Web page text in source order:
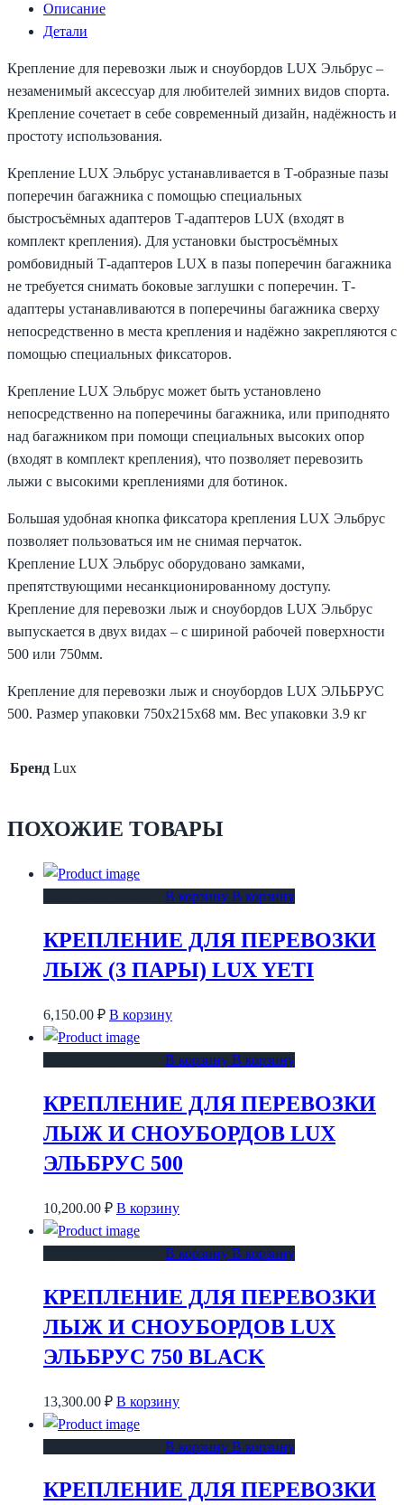
Описание
Детали
Крепление для перевозки лыж и сноубордов LUX Эльбрус –
незаменимый аксессуар для любителей зимних видов спорта.
Крепление сочетает в себе современный дизайн, надёжность и
простоту использования.
Крепление LUX Эльбрус устанавливается в Т-образные пазы
поперечин багажника с помощью специальных
быстросъёмных адаптеров Т-адаптеров LUX (входят в
комплект крепления). Для установки быстросъёмных
ромбовидный Т-адаптеров LUX в пазы поперечин багажника
не требуется снимать боковые заглушки с поперечин. Т-
адаптеры устанавливаются в поперечины багажника сверху
непосредственно в места крепления и надёжно закрепляются с
помощью специальных фиксаторов.
Крепление LUX Эльбрус может быть установлено
непосредственно на поперечины багажника, или приподнято
над багажником при помощи специальных высоких опор
(входят в комплект крепления), что позволяет перевозить
лыжи с высокими креплениями для ботинок.
Большая удобная кнопка фиксатора крепления LUX Эльбрус
позволяет пользоваться им не снимая перчаток.
Крепление LUX Эльбрус оборудовано замками,
препятствующими несанкционированному доступу.
Крепление для перевозки лыж и сноубордов LUX Эльбрус
выпускается в двух видах – с шириной рабочей поверхности
500 или 750мм.
Крепление для перевозки лыж и сноубордов LUX ЭЛЬБРУС
500. Размер упаковки 750x215x68 мм. Вес упаковки 3.9 кг
Бренд Lux
ПОХОЖИЕ ТОВАРЫ
В корзину В корзину
КРЕПЛЕНИЕ ДЛЯ ПЕРЕВОЗКИ
ЛЫЖ (3 ПАРЫ) LUX YETI
6,150.00 ₽ В корзину
В корзину В корзину
КРЕПЛЕНИЕ ДЛЯ ПЕРЕВОЗКИ
ЛЫЖ И СНОУБОРДОВ LUX
ЭЛЬБРУС 500
10,200.00 ₽ В корзину
В корзину В корзину
КРЕПЛЕНИЕ ДЛЯ ПЕРЕВОЗКИ
ЛЫЖ И СНОУБОРДОВ LUX
ЭЛЬБРУС 750 BLACK
13,300.00 ₽ В корзину
В корзину В корзину
КРЕПЛЕНИЕ ДЛЯ ПЕРЕВОЗКИ